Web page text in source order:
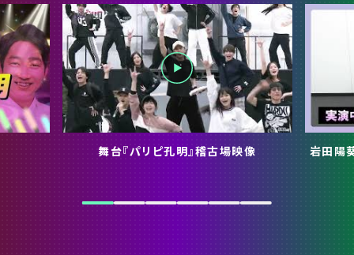
舞台『パリピ孔明』稽古場映像 岩田陽